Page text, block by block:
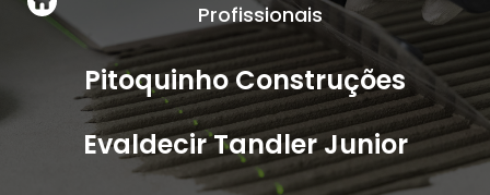
Profissionais
Pitoquinho Construções
Evaldecir Tandler Junior